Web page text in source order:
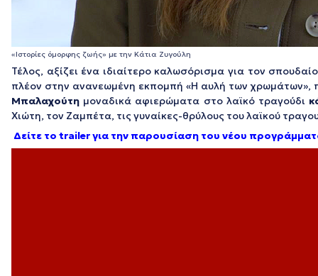
«Ιστορίες όμορφης ζωής» με την Κάτια Ζυγούλη
Τέλος, αξίζει ένα ιδιαίτερο καλωσόρισμα για τον
πλέον στην ανανεωμένη εκπομπή «Η αυλή των χρωμάτων»,
Μπαλαχούτη μοναδικά αφιερώματα στο λαϊκό τραγούδι
Χιώτη, τον Ζαμπέτα, τις γυναίκες-θρύλους του λαϊκού
Δείτε το trailer για την παρουσίαση του νέου